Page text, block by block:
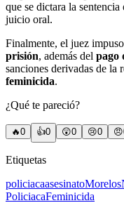
que se dictara la
juicio oral.
Finalmente, el juez
prisión, además del pago
sanciones derivadas de la
feminicida.
¿Qué te pareció?
🔥0 👍0 😲0 😢0 😠
Etiquetas
policiacaasesinatoMorelos
PoliciacaFeminicida